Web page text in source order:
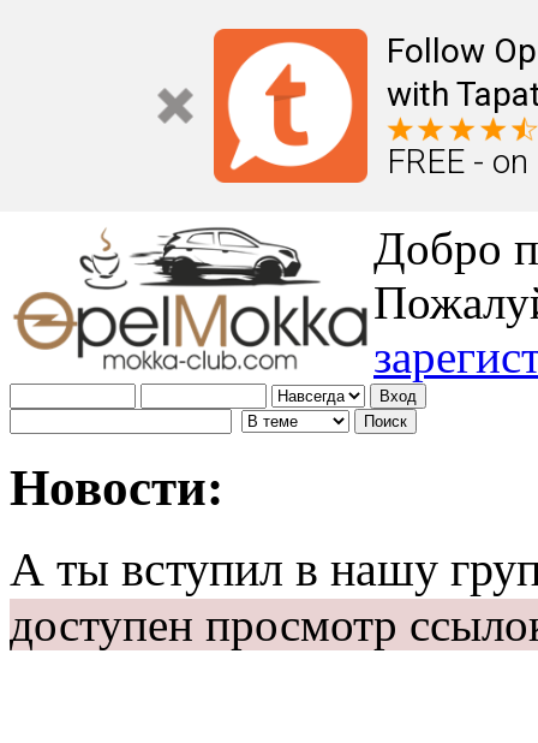
Follow
with
FREE -
Добро
Новости:
А ты вступил в нашу
доступен просмотр